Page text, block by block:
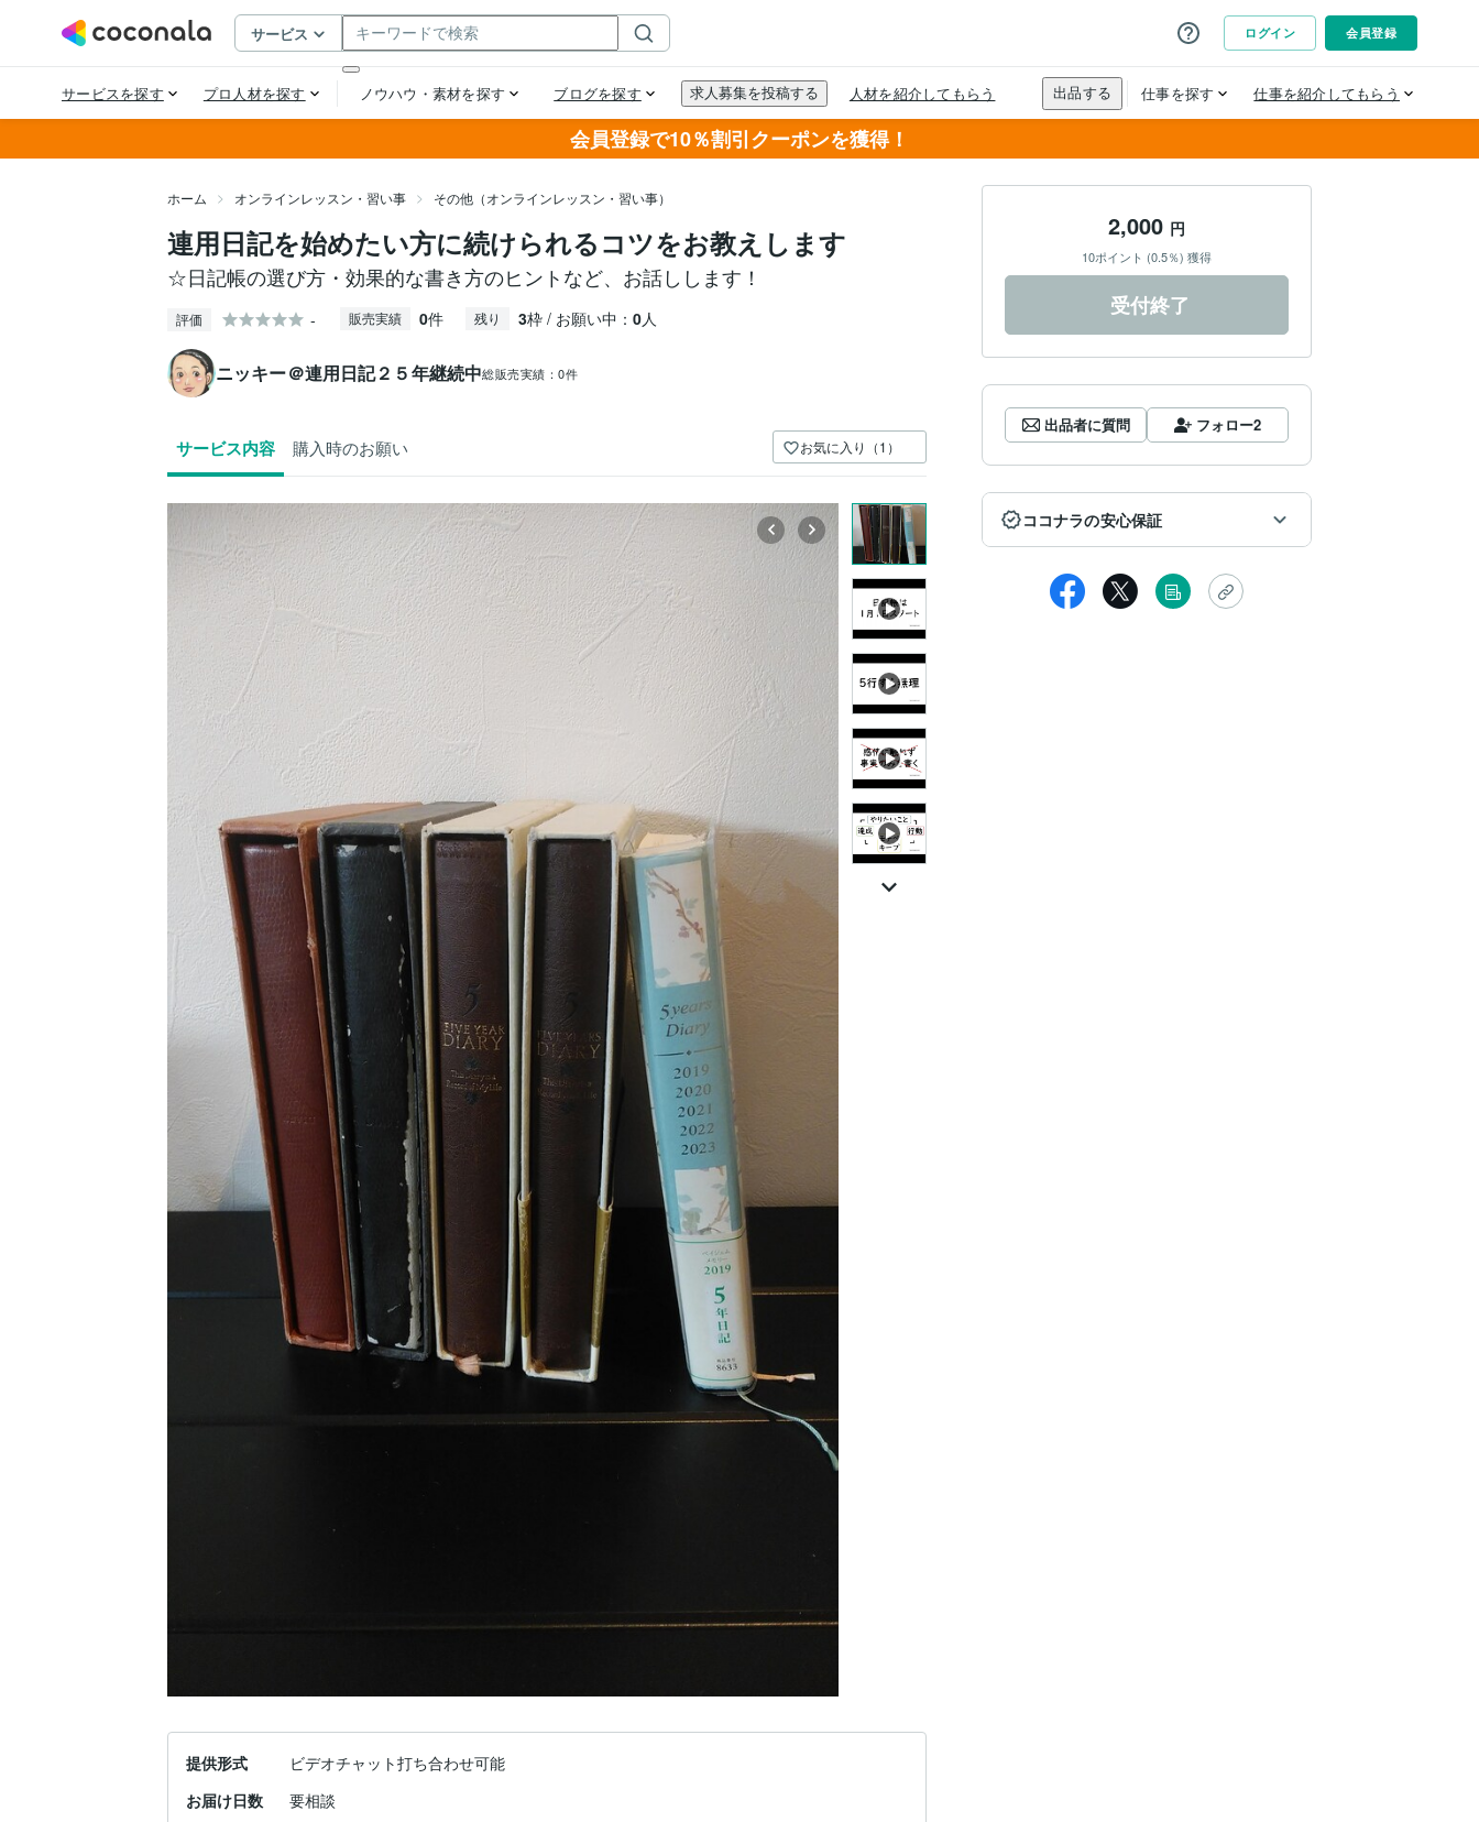
会員登録で10％割引クーポンを獲得！
ホーム オンラインレッスン・習い事 その他（オンラインレッスン・習い事）
連用日記を始めたい方に続けられるコツをお教えします
☆日記帳の選び方・効果的な書き方のヒントなど、お話しします！
評価 - 販売実績 0件 残り 3枠 / お願い中： 0人
ニッキー＠連用日記２５年継続中総販売実績：0件
サービス内容 購入時のお願い お気に入り（1）
提供形式
ビデオチャット打ち合わせ可能
お届け日数
要相談
2,000 円
10ポイント (0.5％) 獲得
受付終了
出品者に質問 フォロー2
ココナラの安心保証